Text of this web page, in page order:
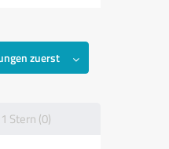
zuerst
1 Stern (0)